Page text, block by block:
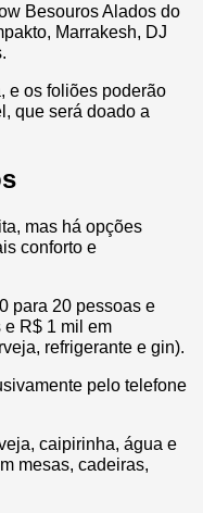
Besouros Alados do
Marrakesh, DJ
e os foliões poderão
que será doado a
mas há opções
conforto e
para 20 pessoas e
e R$ 1 mil em
refrigerante e gin).
pelo telefone
caipirinha, água e
mesas, cadeiras,